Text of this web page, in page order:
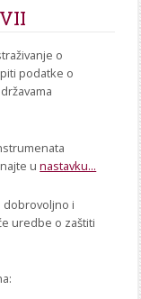
o
podatke o
unastavku...
dobrovoljno i
uredbe o zaštiti